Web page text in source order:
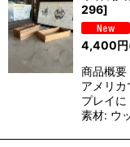
296]
4,400円
商品概要
アメリ
プレイに
素材: ウ